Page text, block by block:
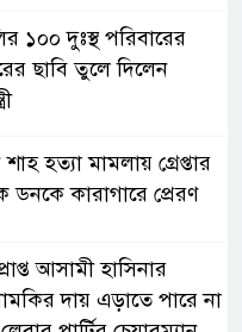
১০০ দুঃস্থ পরিবারের
ছাবি তুলে দিলেন
হত্যা মামলায় গ্রেপ্তার
ডনকে কারাগারে প্রেরণ
আসামী হাসিনার
দায় এড়াতে পারে না